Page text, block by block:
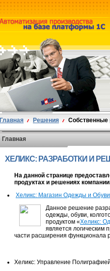
Главная Решения Собственные
Главная
ХЕЛИКС: РАЗРАБОТКИ И
На данной странице
продуктах и решениях
Хеликс: Магазин Одежды и Обуви
Данное решение
одежды, обуви,
продуктом «Хеликс:
является логическим
части расширения функционала
Хеликс: Управление